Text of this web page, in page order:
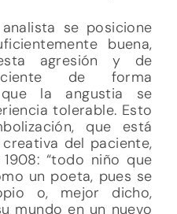
se posicione
buena,
agresión y de
de forma
que la angustia se
tolerable. Esto
que está
del paciente,
“todo niño que
un poeta, pues se
o, mejor dicho,
mundo en un nuevo